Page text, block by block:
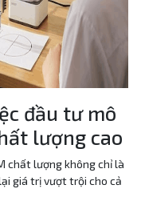
đầu tư mô
lượng cao
chất lượng không chỉ là
giá trị vượt trội cho cả